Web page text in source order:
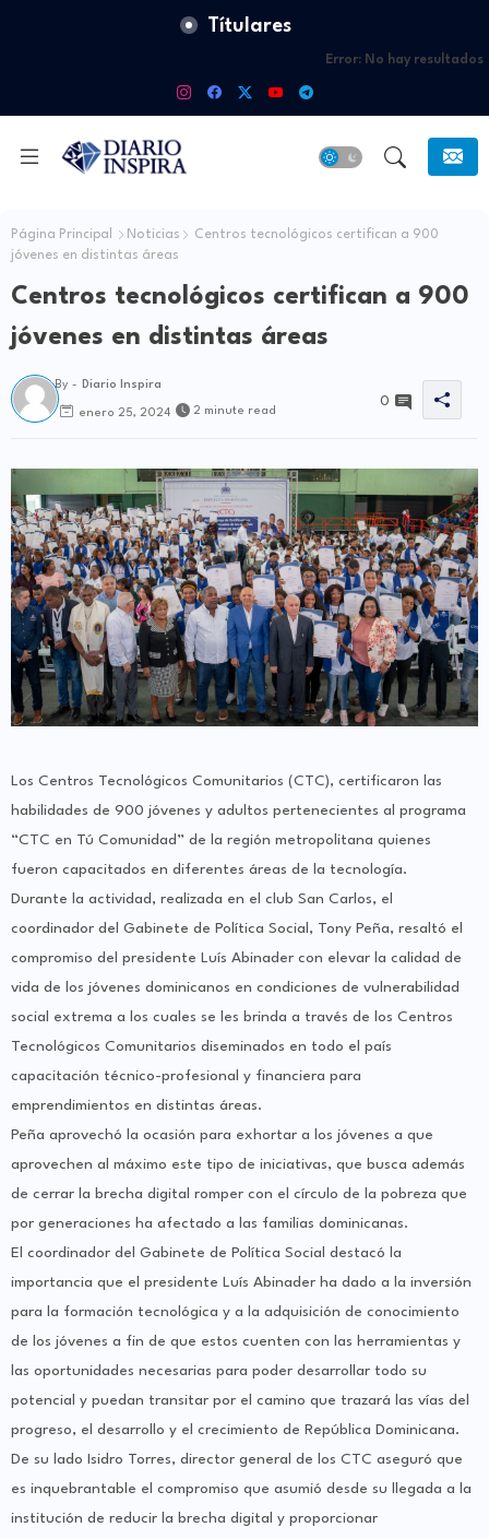
Títulares
Error: No hay resultados
Página Principal Noticias
Centros tecnológicos certifican a 900
jóvenes en distintas áreas
Centros tecnológicos certifican a 900
jóvenes en distintas áreas
By - Diario Inspira
enero 25, 2024 2 minute read
0
Los Centros Tecnológicos Comunitarios (CTC), certificaron las
habilidades de 900 jóvenes y adultos pertenecientes al programa
“CTC en Tú Comunidad” de la región metropolitana quienes
fueron capacitados en diferentes áreas de la tecnología.
Durante la actividad, realizada en el club San Carlos, el
coordinador del Gabinete de Política Social, Tony Peña, resaltó el
compromiso del presidente Luís Abinader con elevar la calidad de
vida de los jóvenes dominicanos en condiciones de vulnerabilidad
social extrema a los cuales se les brinda a través de los Centros
Tecnológicos Comunitarios diseminados en todo el país
capacitación técnico-profesional y financiera para
emprendimientos en distintas áreas.
Peña aprovechó la ocasión para exhortar a los jóvenes a que
aprovechen al máximo este tipo de iniciativas, que busca además
de cerrar la brecha digital romper con el círculo de la pobreza que
por generaciones ha afectado a las familias dominicanas.
El coordinador del Gabinete de Política Social destacó la
importancia que el presidente Luís Abinader ha dado a la inversión
para la formación tecnológica y a la adquisición de conocimiento
de los jóvenes a fin de que estos cuenten con las herramientas y
las oportunidades necesarias para poder desarrollar todo su
potencial y puedan transitar por el camino que trazará las vías del
progreso, el desarrollo y el crecimiento de República Dominicana.
De su lado Isidro Torres, director general de los CTC aseguró que
es inquebrantable el compromiso que asumió desde su llegada a la
institución de reducir la brecha digital y proporcionar